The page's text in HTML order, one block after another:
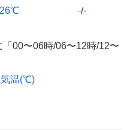
26℃
-/-
「00〜06時/06〜12時/12〜
温(℃)